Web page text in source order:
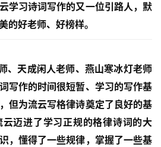
学习诗词写作的又一位引路人，默
的好老师、好榜样。
天成闲人老师、燕山寒冰灯老师
写作的时间很短暂、学习的写作基
但为流云写格律诗奠定了良好的基
迈进了学习正规的格律诗词的大
，懂得了一些规律，掌握了一些基